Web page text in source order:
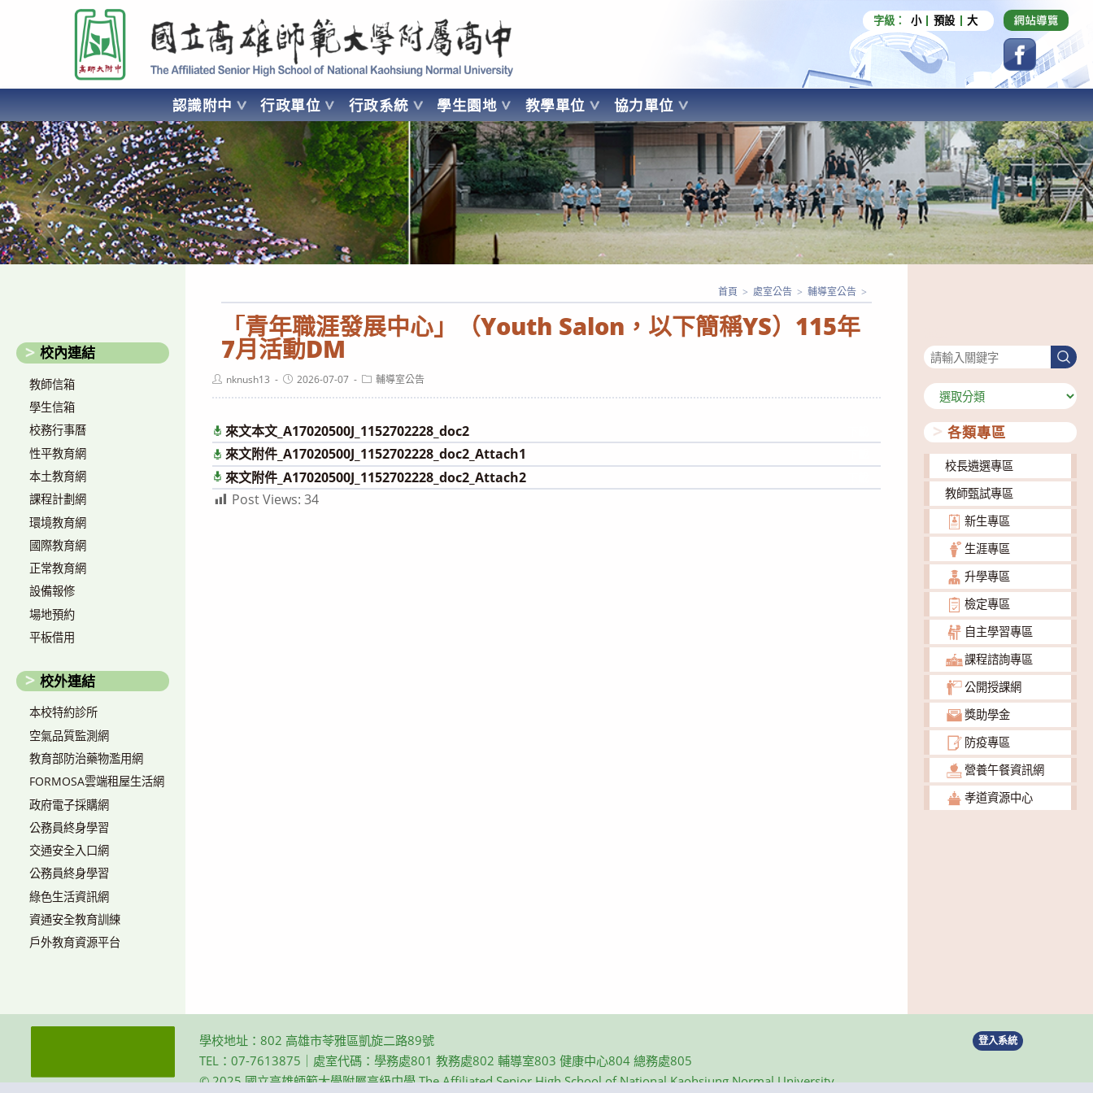
要
容
國立高雄師範大學附屬高級中學 Affiliated Senior High School of National Kaohsiung Normal University
字級： 小 預設 大
認識附中 行政單位 行政系統 學生園地 教學單位 協力單位
AFFILIATED SENIOR HIGH SCHOOL OF NATIONAL KAOHSIUNG NORMAL UNIVERSITY
「青年職涯發展中心」（Youth Salon，以下簡稱YS）115年
7月活動DM
首頁 > 處室公告 > 輔導室公告 >
Postnknush13
Post2026-07-07
Post輔導室公告
來文本文_A17020500J_1152702228_doc2
來文附件_A17020500J_1152702228_doc2_Attach1
來文附件_A17020500J_1152702228_doc2_Attach2
Post Views: 34
校內連結
教師信箱
學生信箱
校務行事曆
性平教育網
本土教育網
課程計劃網
環境教育網
國際教育網
正常教育網
設備報修
場地預約
平板借用
校外連結
本校特約診所
空氣品質監測網
教育部防治藥物濫用網
FORMOSA雲端租屋生活網
政府電子採購網
公務員終身學習
交通安全入口網
公務員終身學習
綠色生活資訊網
資通安全教育訓練
戶外教育資源平台
搜
尋
分
類
各類專區
校長遴選專區
教師甄試專區
新生專區
生涯專區
升學專區
檢定專區
自主學習專區
課程諮詢專區
公開授課網
獎助學金
防疫專區
營養午餐資訊網
孝道資源中心
學校地址：802 高雄市苓雅區凱旋二路89號
TEL：07-7613875｜處室代碼：學務處801 教務處802 輔導室803 健康中心804 總務處805
© 2025 國立高雄師範大學附屬高級中學 The Affiliated Senior High School of National Kaohsiung Normal University
登入系統